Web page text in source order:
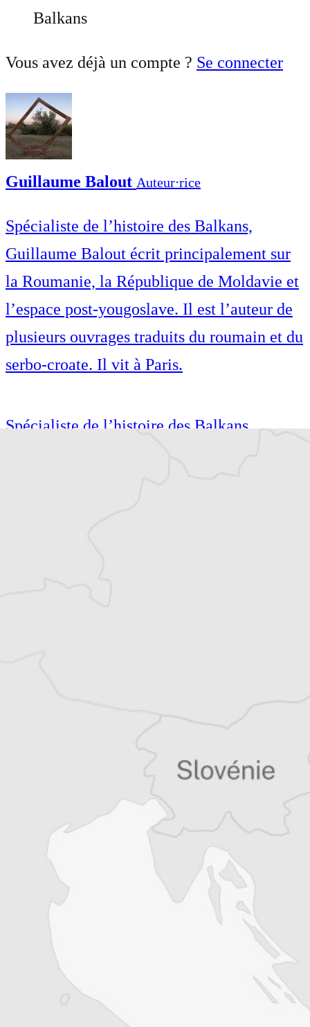
Balkans
Vous avez déjà un compte ? Se connecter
Guillaume Balout Auteur⋅rice
Spécialiste de l’histoire des Balkans,
Guillaume Balout écrit principalement sur
la Roumanie, la République de Moldavie et
l’espace post-yougoslave. Il est l’auteur de
plusieurs ouvrages traduits du roumain et du
serbo-croate. Il vit à Paris.
Spécialiste de l’histoire des Balkans,